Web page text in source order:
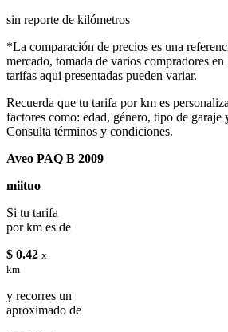
sin reporte de kilómetros
*La comparación de precios es una
mercado, tomada de varios compradores
tarifas aqui presentadas pueden variar.
Recuerda que tu tarifa por km es
factores como: edad, género, tipo de garaje
Consulta términos y condiciones.
Aveo PAQ B 2009
miituo
Si tu tarifa
por km es de
$ 0.42 x
km
y recorres un
aproximado de